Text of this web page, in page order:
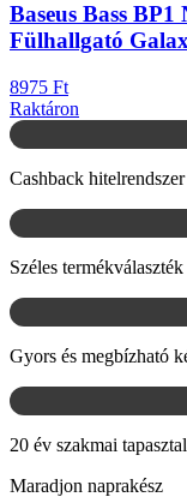
Baseus Bass
Fülhallgató
8975 Ft
Raktáron
Cashback hitelrendszer
Széles
Gyors és megbízható
20 év szakmai
Maradjon naprakész